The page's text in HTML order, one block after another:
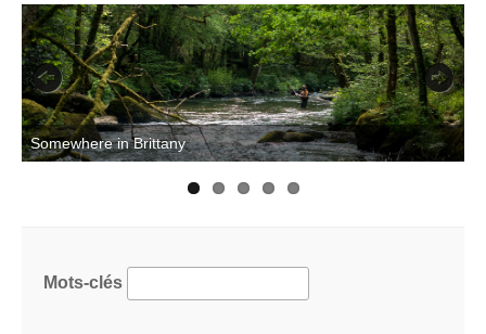
Principale
Somewhere in Brittany
Previous Next
Mots-clés